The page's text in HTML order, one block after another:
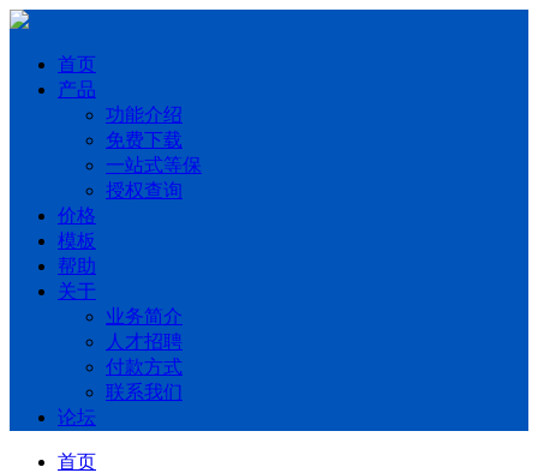
首页
产品
功能介绍
免费下载
一站式等保
授权查询
价格
模板
帮助
关于
业务简介
人才招聘
付款方式
联系我们
论坛
首页